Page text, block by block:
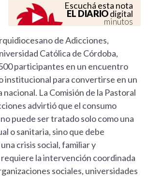
Escuchá esta nota
EL DIARIOdigital
minutos
de Adicciones,
Católica de Córdoba,
participantes en un encuentro
institucional para convertirse en un
nacional. La Comisión de la Pastoral
advirtió que el consumo
puede ser tratado solo como una
o sanitaria, sino que debe
crisis social, familiar y
la intervención coordinada
sociales, universidades